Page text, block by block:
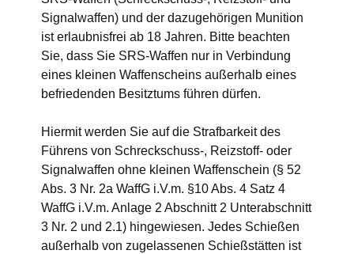
Signalwaffen) und der dazugehörigen Munition
ist erlaubnisfrei ab 18 Jahren. Bitte beachten
Sie, dass Sie SRS-Waffen nur in Verbindung
eines kleinen Waffenscheins außerhalb eines
befriedenden Besitztums führen dürfen.
Hiermit werden Sie auf die Strafbarkeit des
Führens von Schreckschuss-, Reizstoff- oder
Signalwaffen ohne kleinen Waffenschein (§ 52
Abs. 3 Nr. 2a WaffG i.V.m. §10 Abs. 4 Satz 4
WaffG i.V.m. Anlage 2 Abschnitt 2 Unterabschnitt
3 Nr. 2 und 2.1) hingewiesen. Jedes Schießen
außerhalb von zugelassenen Schießstätten ist